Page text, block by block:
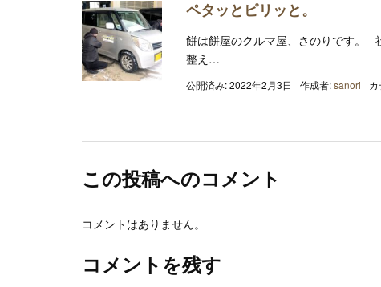
ペタッとピリッと。
餅は餅屋のクルマ屋、さのりです。
整え…
公開済み: 2022年2月3日 作成者:sanori
この投稿へのコメント
コメントはありません。
コメントを残す